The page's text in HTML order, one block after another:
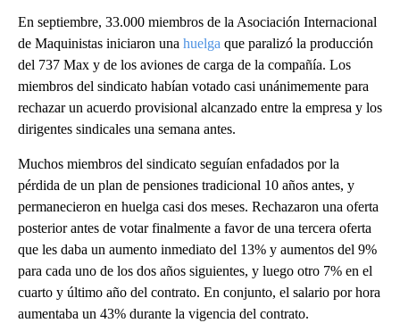
En septiembre, 33.000 miembros de la Asociación Internacional
de Maquinistas iniciaron una huelga que paralizó la producción
del 737 Max y de los aviones de carga de la compañía. Los
miembros del sindicato habían votado casi unánimemente para
rechazar un acuerdo provisional alcanzado entre la empresa y los
dirigentes sindicales una semana antes.
Muchos miembros del sindicato seguían enfadados por la
pérdida de un plan de pensiones tradicional 10 años antes, y
permanecieron en huelga casi dos meses. Rechazaron una oferta
posterior antes de votar finalmente a favor de una tercera oferta
que les daba un aumento inmediato del 13% y aumentos del 9%
para cada uno de los dos años siguientes, y luego otro 7% en el
cuarto y último año del contrato. En conjunto, el salario por hora
aumentaba un 43% durante la vigencia del contrato.